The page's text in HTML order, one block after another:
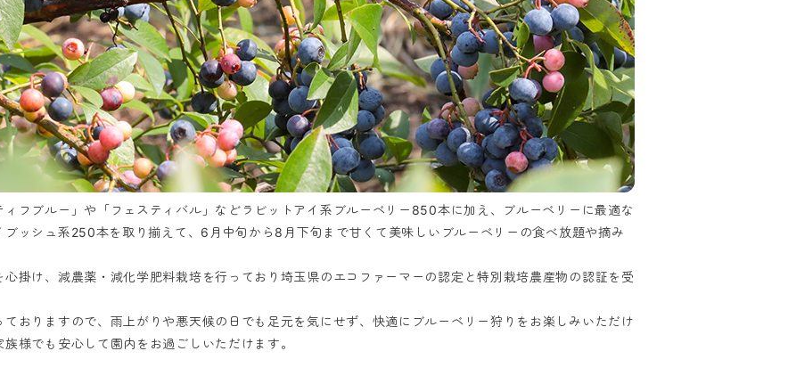
フブルー」や「フェスティバル」などラビットアイ系ブルーベリー850本に加え、ブルーベリーに最適な
ッシュ系250本を取り揃えて、6月中旬から8月下旬まで甘くて美味しいブルーベリーの食べ放題や摘み
掛け、減農薬・減化学肥料栽培を行っており埼玉県のエコファーマーの認定と特別栽培農産物の認証を受
おりますので、雨上がりや悪天候の日でも足元を気にせず、快適にブルーベリー狩りをお楽しみいただけ
様でも安心して園内をお過ごしいただけます。